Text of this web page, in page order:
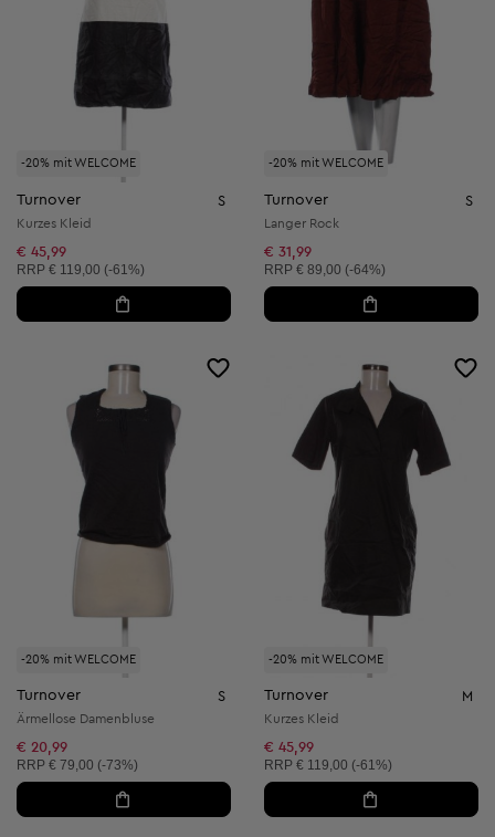
-20% mit WELCOME
Turnover S
Kurzes Kleid
€ 45,99
Unverbindliche Preisempfehlung:
RRP € 119,00 (-61%)
-20% mit WELCOME
Turnover S
Langer Rock
€ 31,99
Unverbindliche Preisempfehlung:
RRP € 89,00 (-64%)
-20% mit WELCOME
Turnover S
Ärmellose Damenbluse
€ 20,99
Unverbindliche Preisempfehlung:
RRP € 79,00 (-73%)
-20% mit WELCOME
Turnover M
Kurzes Kleid
€ 45,99
Unverbindliche Preisempfehlung:
RRP € 119,00 (-61%)